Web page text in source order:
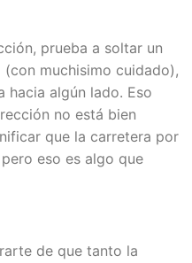
prueba a soltar un
muchisimo cuidado),
hacia algún lado. Eso
no está bien
que la carretera por
eso es algo que
de que tanto la